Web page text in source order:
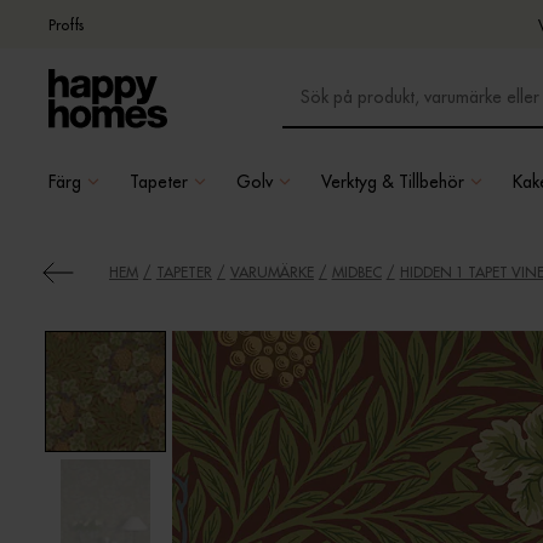
Proffs
Färg Tapeter Golv Verktyg & Tillbehör
HEM TAPETER VARUMÄRKE MIDBEC HIDDEN 1 TAPET VINE